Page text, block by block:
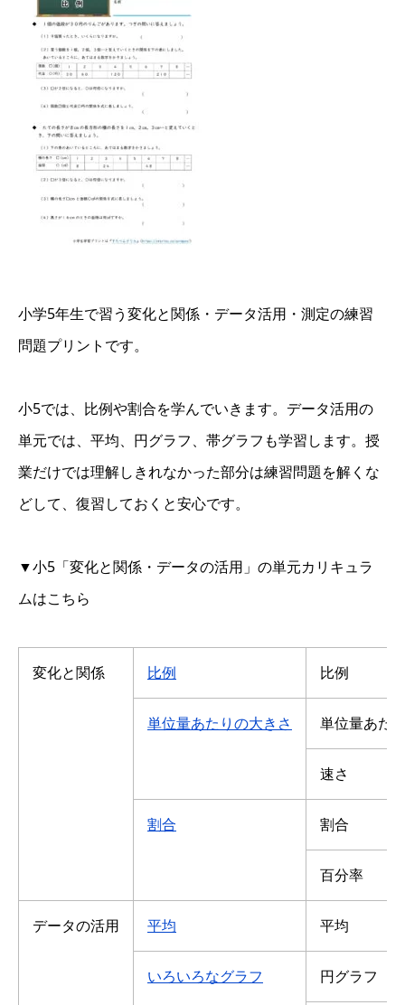
小学5年生で習う変化と関係・データ活用・測定の練習
問題プリントです。
小5では、比例や割合を学んでいきます。データ活用の
単元では、平均、円グラフ、帯グラフも学習します。授
業だけでは理解しきれなかった部分は練習問題を解くな
どして、復習しておくと安心です。
▼小5「変化と関係・データの活用」の単元カリキュラ
ムはこちら
変化と関係 比例 比例
単位量あたりの大きさ 単位量あた
速さ
割合 割合
百分率
データの活用 平均 平均
いろいろなグラフ 円グラフ